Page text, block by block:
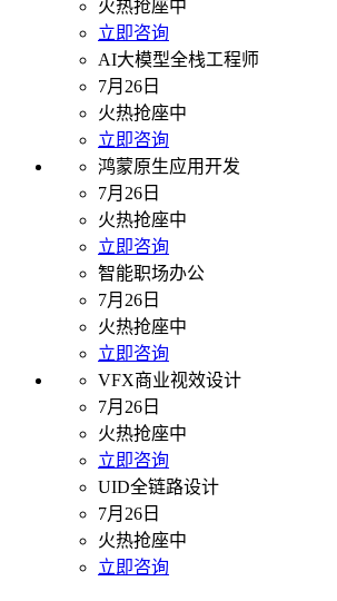
火热抢座中
立即咨询
AI大模型全栈工程师
7月26日
火热抢座中
立即咨询
鸿蒙原生应用开发
7月26日
火热抢座中
立即咨询
智能职场办公
7月26日
火热抢座中
立即咨询
VFX商业视效设计
7月26日
火热抢座中
立即咨询
UID全链路设计
7月26日
火热抢座中
立即咨询